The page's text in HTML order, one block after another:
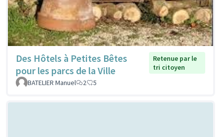
Des Hôtels à Petites Bêtes
pour les parcs de la Ville
Retenue par le
tri citoyen
BATELIER Manuel
2 5